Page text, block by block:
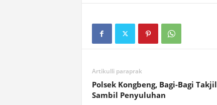
Artikulli paraprak
Polsek Kongbeng, Bagi-Bagi Takjil
Sambil Penyuluhan